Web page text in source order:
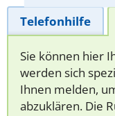
Telefonhilfe
Sie können hier
werden sich
Ihnen melden,
abzuklären. Die